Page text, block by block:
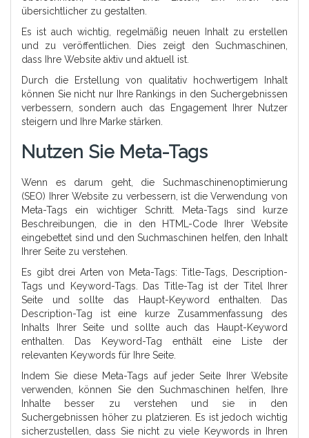
übersichtlicher zu gestalten.
Es ist auch wichtig, regelmäßig neuen Inhalt zu erstellen
und zu veröffentlichen. Dies zeigt den Suchmaschinen,
dass Ihre Website aktiv und aktuell ist.
Durch die Erstellung von qualitativ hochwertigem Inhalt
können Sie nicht nur Ihre Rankings in den Suchergebnissen
verbessern, sondern auch das Engagement Ihrer Nutzer
steigern und Ihre Marke stärken.
Nutzen Sie Meta-Tags
Wenn es darum geht, die Suchmaschinenoptimierung
(SEO) Ihrer Website zu verbessern, ist die Verwendung von
Meta-Tags ein wichtiger Schritt. Meta-Tags sind kurze
Beschreibungen, die in den HTML-Code Ihrer Website
eingebettet sind und den Suchmaschinen helfen, den Inhalt
Ihrer Seite zu verstehen.
Es gibt drei Arten von Meta-Tags: Title-Tags, Description-
Tags und Keyword-Tags. Das Title-Tag ist der Titel Ihrer
Seite und sollte das Haupt-Keyword enthalten. Das
Description-Tag ist eine kurze Zusammenfassung des
Inhalts Ihrer Seite und sollte auch das Haupt-Keyword
enthalten. Das Keyword-Tag enthält eine Liste der
relevanten Keywords für Ihre Seite.
Indem Sie diese Meta-Tags auf jeder Seite Ihrer Website
verwenden, können Sie den Suchmaschinen helfen, Ihre
Inhalte besser zu verstehen und sie in den
Suchergebnissen höher zu platzieren. Es ist jedoch wichtig
sicherzustellen, dass Sie nicht zu viele Keywords in Ihren